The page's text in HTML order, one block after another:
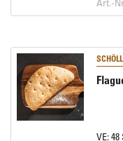
Art.-
VE: